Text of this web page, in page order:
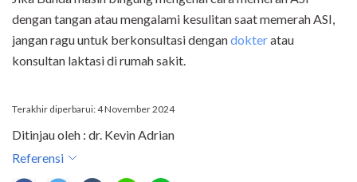
dengan tangan atau mengalami kesulitan saat memerah ASI,
jangan ragu untuk berkonsultasi dengandokteratau
konsultan laktasi di rumah sakit.
Terakhir diperbarui: 4 November 2024